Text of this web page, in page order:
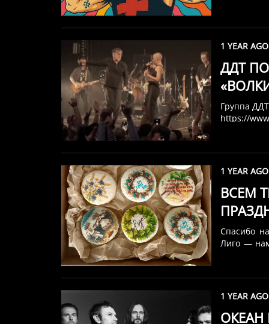
новый
после
1 YEAR AGO
ДДТ
Группа
https://
память
того,
выступал
Шевчук
года. ...
1 YEAR AGO
ВСЕМ
Спасибо
Лиго —
1 YEAR AGO
ОКЕАН